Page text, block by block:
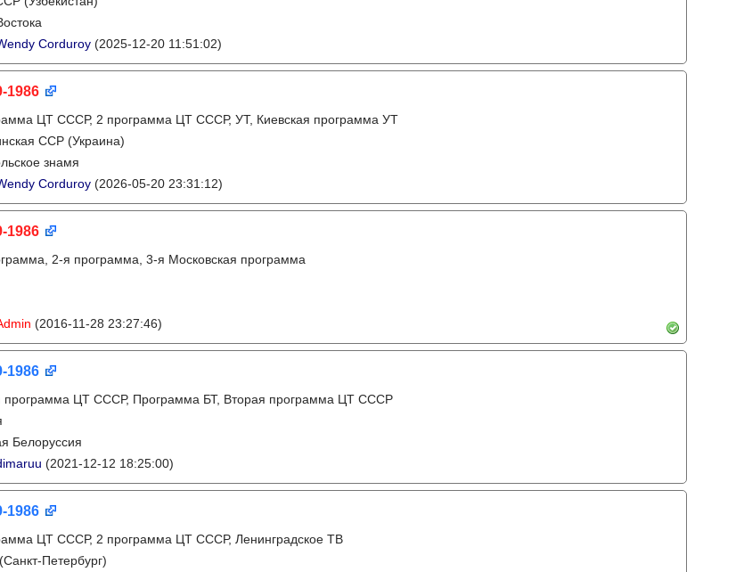
Corduroy (2025-12-20 11:51:02)
1986
ЦТ СССР, 2 программа ЦТ СССР, УТ, Киевская программа УТ
ССР (Украина)
знамя
Corduroy (2026-05-20 23:31:12)
1986
2-я программа, 3-я Московская программа
(2016-11-28 23:27:46)
1986
программа ЦТ СССР, Программа БТ, Вторая программа ЦТ СССР
Белоруссия
(2021-12-12 18:25:00)
1986
ЦТ СССР, 2 программа ЦТ СССР, Ленинградское ТВ
Петербург)